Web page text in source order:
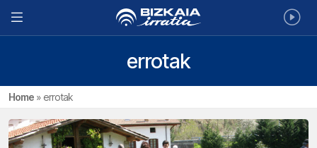
errotak
Home » errotak